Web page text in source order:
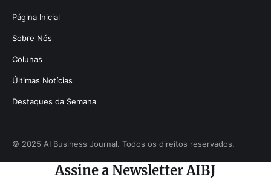
Página Inicial
Sobre Nós
Colunas
Últimas Notícias
Destaques da Semana
© 2025 AI Business Journal. Todos os direitos reservados.
Assine a Newsletter AIBJ